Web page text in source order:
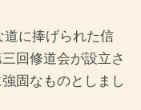
に捧げられた信
回修道会が設立さ
固なものとしまし